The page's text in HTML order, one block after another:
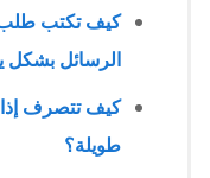
كيف تكتب طلب
الرسائل
كيف تتصرف إذا
طويلة؟